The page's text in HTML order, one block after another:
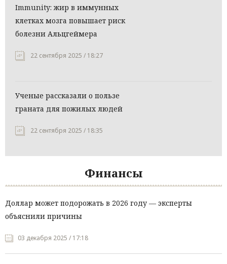
Immunity: жир в иммунных
клетках мозга повышает риск
болезни Альцгеймера
22 сентября 2025 / 18:27
Ученые рассказали о пользе
граната для пожилых людей
22 сентября 2025 / 18:35
Финансы
Доллар может подорожать в 2026 году — эксперты
объяснили причины
03 декабря 2025 / 17:18